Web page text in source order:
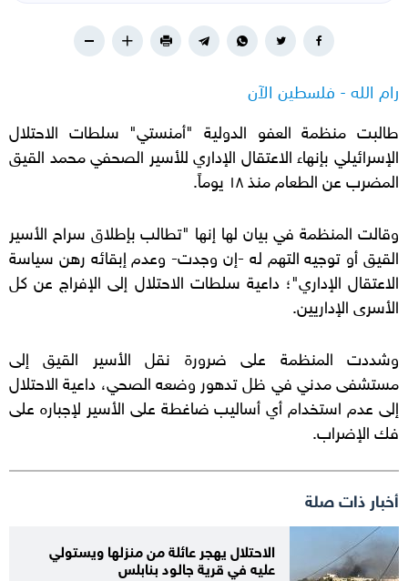
رام الله - فلسطين الآن
طالبت منظمة العفو الدولية "أمنستي" سلطات الاحتلال
الإسرائيلي بإنهاء الاعتقال الإداري للأسير الصحفي محمد القيق
المضرب عن الطعام منذ ١٨ يوماً.
وقالت المنظمة في بيان لها إنها "تطالب بإطلاق سراح الأسير
القيق أو توجيه التهم له -إن وجدت- وعدم إبقائه رهن سياسة
الاعتقال الإداري"؛ داعية سلطات الاحتلال إلى الإفراج عن كل
الأسرى الإداريين.
وشددت المنظمة على ضرورة نقل الأسير القيق إلى
مستشفى مدني في ظل تدهور وضعه الصحي، داعية الاحتلال
إلى عدم استخدام أي أساليب ضاغطة على الأسير لإجباره على
فك الإضراب.
أخبار ذات صلة
الاحتلال يهجر عائلة من منزلها ويستولي
عليه في قرية جالود بنابلس